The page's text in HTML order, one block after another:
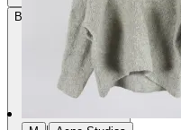
Betalning Via Tradera